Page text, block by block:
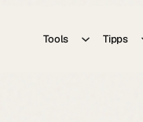
Tools Tipps